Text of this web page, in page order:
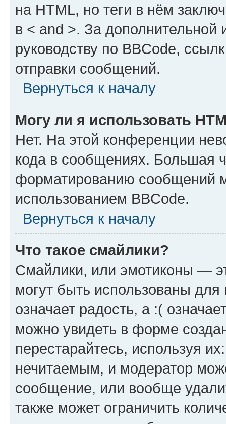
на HTML, но теги в нём
в < and >. За
руководству по BBCode,
отправки сообщений.
Вернуться к началу
Могу ли я использовать
Нет. На этой конференции
кода в сообщениях. Большая
форматированию сообщений
использованием BBCode.
Вернуться к началу
Что такое смайлики?
Смайлики, или эмотиконы —
могут быть использованы
означает радость, а :(
можно увидеть в форме
перестарайтесь, используя
нечитаемым, и модератор
сообщение, или вообще
также может ограничить